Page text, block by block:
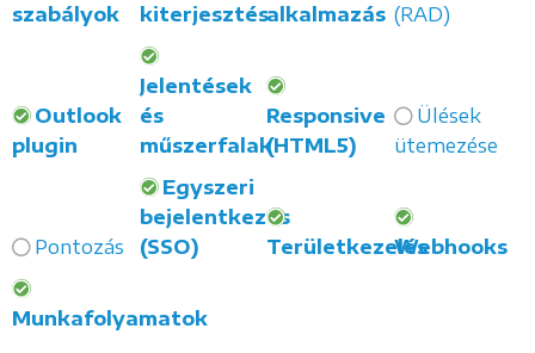
szabályok
kiterjesztésalkalmazás (RAD)
Outlook
plugin
Jelentések
és
műszerfalak
Responsive
(HTML5)
Ülések
ütemezése
Pontozás
Egyszeri
bejelentkezés
(SSO)
TerületkezelésWebhooks
Munkafolyamatok